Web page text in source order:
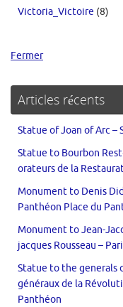
Victoria_Victoire (8)
Fermer
Articles récents
Statue of Joan of Arc –
Statue to Bourbon
orateurs de la
Monument to Denis
Panthéon Place du
Monument to Jean-
jacques Rousseau –
Statue to the generals
généraux de la
Panthéon